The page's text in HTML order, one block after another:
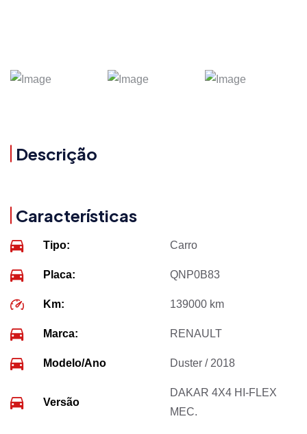
Descrição
Características
Tipo: Carro
Placa: QNP0B83
Km: 139000 km
Marca: RENAULT
Modelo/Ano Duster / 2018
Versão
DAKAR 4X4 HI-FLEX
MEC.